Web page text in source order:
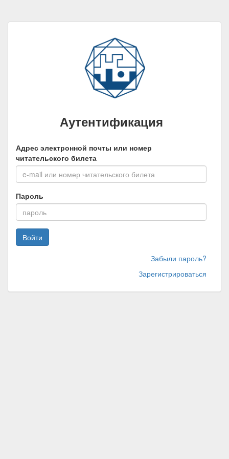
Аутентификация
Адрес электронной почты или номер
читательского билета
Пароль
Войти
Забыли пароль?
Зарегистрироваться